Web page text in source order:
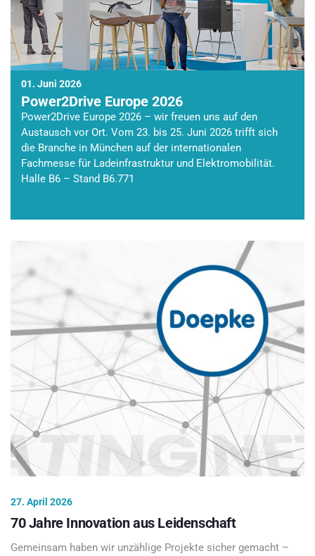
01. Juni 2026
Power2Drive Europe 2026
Power2Drive Europe 2026 – wir freuen uns auf den
Austausch vor Ort. Vom 23. bis 25. Juni 2026 trifft sich
die Branche in München auf der internationalen
Fachmesse für Ladeinfrastruktur und Elektromobilität.
Halle B6 – Stand B6.771
27. April 2026
70 Jahre Innovation aus Leidenschaft
Gemeinsam haben wir unzählige Projekte sicher gemacht –